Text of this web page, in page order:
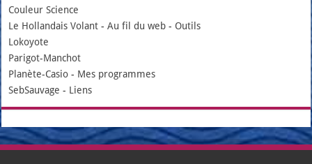
Couleur Science
Le Hollandais Volant -Au fil du web - Outils
Lokoyote
Parigot-Manchot
Planète-Casio - Mes programmes
SebSauvage - Liens